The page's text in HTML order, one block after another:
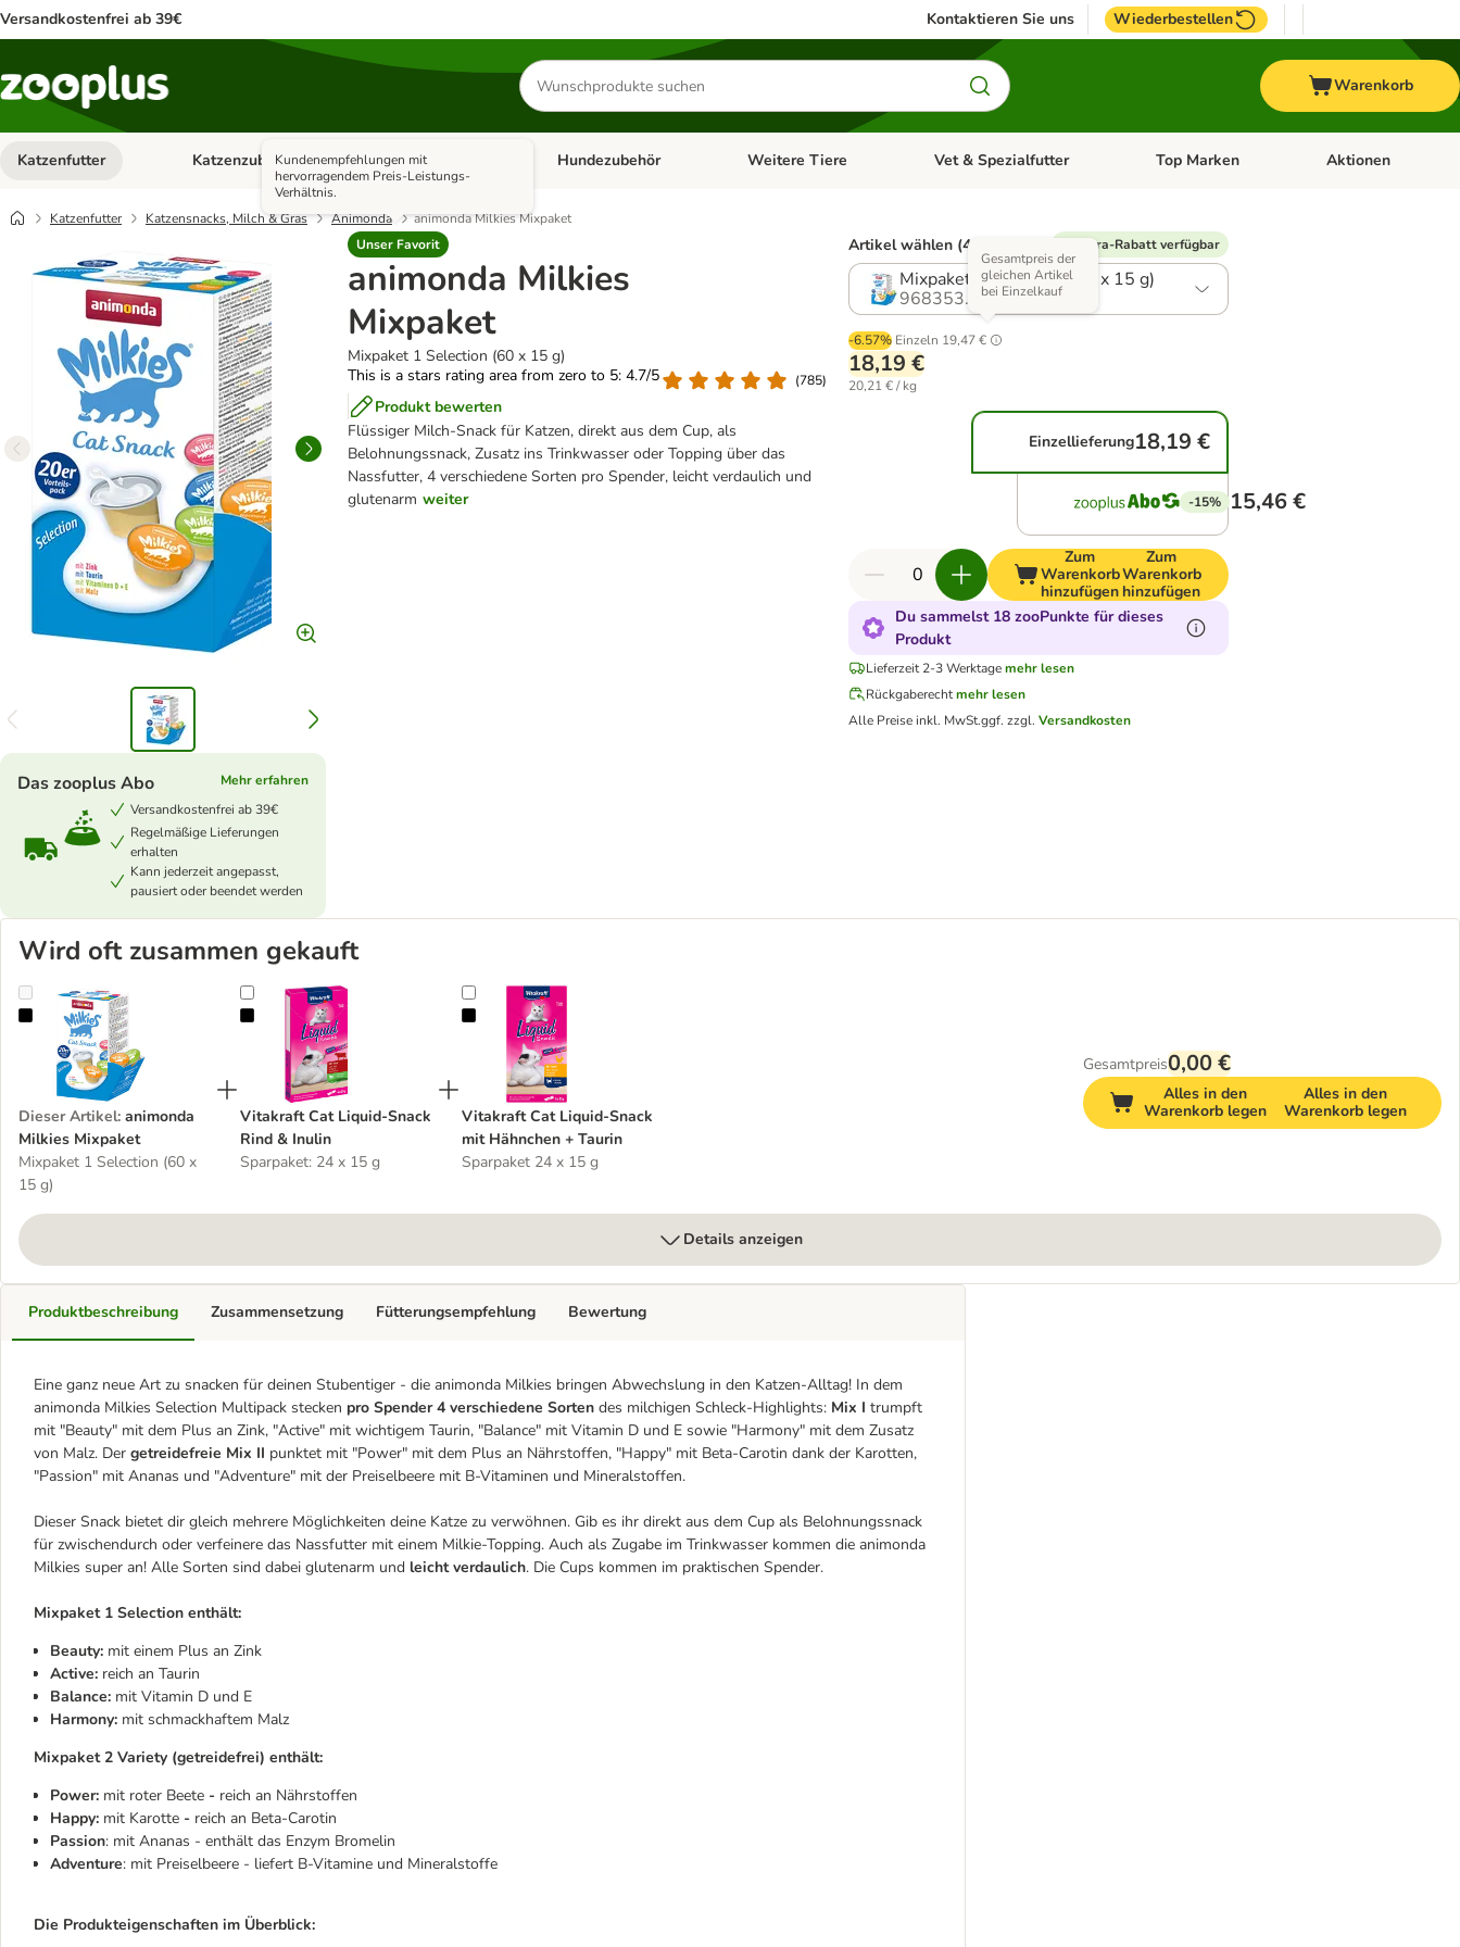
Versandkostenfrei ab 39€ Kontaktieren Sie uns Wiederbestellen
Produkte
suchen
Warenkorb
Katzenfutter Kategorie-Menü öffnen: Katzenfutter
Katzenzubehör Kategorie-Menü öffnen: Katzenzubehör
Hundefutter Kategorie-Menü öffnen: Hundefutter
Hundezubehör Kategorie-Menü öffnen: Hundezubehör
Weitere Tiere Kategorie-Menü öffnen: Weitere Tiere
Vet & Spezialfutter Kategorie-Menü öffnen: Vet & Spezialfutter
Top Marken Kategorie-Menü
Aktionen
Katzenfutter Katzensnacks, Milch & Gras Animonda
animonda Milkies Mixpaket
Unser Favorit
Kundenempfehlungen mit
hervorragendem Preis-Leistungs-
Verhältnis.
animonda Milkies
Mixpaket
Mixpaket 1 Selection (60 x 15 g)
This is a stars rating area from zero to 5: 4.7/5
(785)
Produkt bewerten
Flüssiger Milch-Snack für Katzen, direkt aus dem Cup, als
Belohnungssnack, Zusatz ins Trinkwasser oder Topping über das
Nassfutter, 4 verschiedene Sorten pro Spender, leicht verdaulich und
glutenarm weiter
Das zooplus Abo
Mehr erfahren
Versandkostenfrei ab 39€
Regelmäßige Lieferungen
erhalten
Kann jederzeit angepasst,
pausiert oder beendet werden
Artikel wählen (4 Varianten) % Extra-Rabatt verfügbar
Mixpaket 1 Selection (60 x 15 g)
968353.0
-6.57% Einzeln 19,47 €
Gesamtpreis der
gleichen Artikel
bei Einzelkauf
18,19 €
20,21 € / kg
Einzellieferung18,19 €
-15% 15,46 €
Zum
Warenkorb
hinzufügen
Zum
Warenkorb
hinzufügen
Du sammelst 18 zooPunkte für dieses
Produkt
Lieferzeit 2-3 Werktage mehr lesen
Rückgaberecht mehr lesen
Alle Preise inkl. MwSt.ggf. zzgl. Versandkosten
Wird oft zusammen gekauft
animonda Milkies Mixpaket
Dieser Artikel: animonda
Milkies Mixpaket
Mixpaket 1 Selection (60 x
15 g)
Vitakraft Cat Liquid-Snack Rind & Inulin
Vitakraft Cat Liquid-Snack
Rind & Inulin
Sparpaket: 24 x 15 g
Vitakraft Cat Liquid-Snack mit Hähnchen + Taurin
Vitakraft Cat Liquid-Snack
mit Hähnchen + Taurin
Sparpaket 24 x 15 g
Gesamtpreis0,00 €
Alles in den
Warenkorb legen
Alles in den
Warenkorb legen
Details anzeigen
Produktbeschreibung
Eine ganz neue Art zu snacken für deinen Stubentiger - die animonda Milkies bringen Abwechslung in den Katzen-Alltag! In dem
animonda Milkies Selection Multipack stecken pro Spender 4 verschiedene Sorten des milchigen Schleck-Highlights: Mix I trumpft
mit "Beauty" mit dem Plus an Zink, "Active" mit wichtigem Taurin, "Balance" mit Vitamin D und E sowie "Harmony" mit dem Zusatz
von Malz. Der getreidefreie Mix II punktet mit "Power" mit dem Plus an Nährstoffen, "Happy" mit Beta-Carotin dank der Karotten,
"Passion" mit Ananas und "Adventure" mit der Preiselbeere mit B-Vitaminen und Mineralstoffen.
Dieser Snack bietet dir gleich mehrere Möglichkeiten deine Katze zu verwöhnen. Gib es ihr direkt aus dem Cup als Belohnungssnack
für zwischendurch oder verfeinere das Nassfutter mit einem Milkie-Topping. Auch als Zugabe im Trinkwasser kommen die animonda
Milkies super an! Alle Sorten sind dabei glutenarm und leicht verdaulich. Die Cups kommen im praktischen Spender.
Mixpaket 1 Selection enthält:
Beauty: mit einem Plus an Zink
Active: reich an Taurin
Balance: mit Vitamin D und E
Harmony: mit schmackhaftem Malz
Mixpaket 2 Variety (getreidefrei) enthält:
Power: mit roter Beete - reich an Nährstoffen
Happy: mit Karotte - reich an Beta-Carotin
Passion: mit Ananas - enthält das Enzym Bromelin
Adventure: mit Preiselbeere - liefert B-Vitamine und Mineralstoffe
Die Produkteigenschaften im Überblick:
Zusammensetzung Fütterungsempfehlung Bewertung